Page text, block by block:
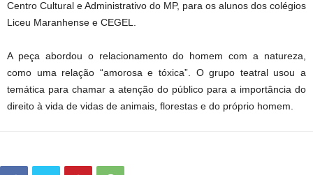
Centro Cultural e Administrativo do MP, para os alunos dos colégios
Liceu Maranhense e CEGEL.
A peça abordou o relacionamento do homem com a natureza,
como uma relação “amorosa e tóxica”. O grupo teatral usou a
temática para chamar a atenção do público para a importância do
direito à vida de vidas de animais, florestas e do próprio homem.